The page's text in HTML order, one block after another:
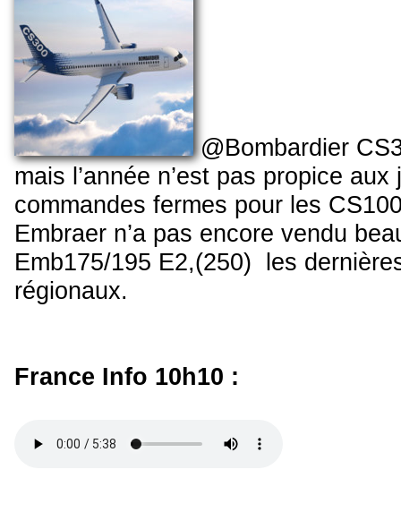
@Bombardier
mais l’année n’est pas propice
commandes fermes pour les
Embraer n’a pas encore vendu
Emb175/195 E2,(250) les
régionaux.
France Info 10h10 :